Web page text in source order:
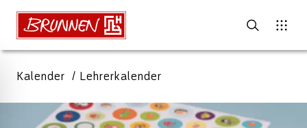
Kalender Lehrerkalender